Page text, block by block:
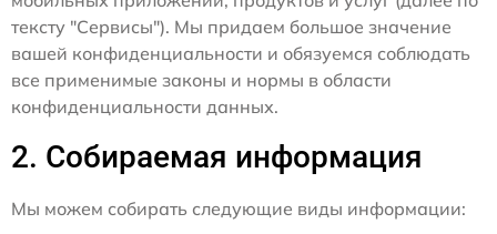
тексту "Сервисы"). Мы придаем большое значение
вашей конфиденциальности и обязуемся соблюдать
все применимые законы и нормы в области
конфиденциальности данных.
2. Собираемая информация
Мы можем собирать следующие виды информации: